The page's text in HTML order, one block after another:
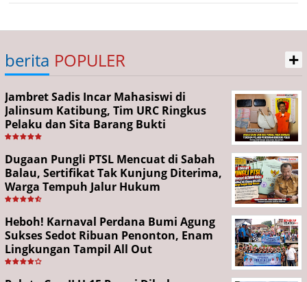
berita POPULER +
Jambret Sadis Incar Mahasiswi di
Jalinsum Katibung, Tim URC Ringkus
Pelaku dan Sita Barang Bukti
Dugaan Pungli PTSL Mencuat di Sabah
Balau, Sertifikat Tak Kunjung Diterima,
Warga Tempuh Jalur Hukum
Heboh! Karnaval Perdana Bumi Agung
Sukses Sedot Ribuan Penonton, Enam
Lingkungan Tampil All Out